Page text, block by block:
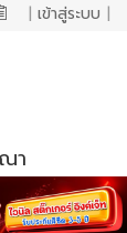
| เข้าสู่ระบบ |
า